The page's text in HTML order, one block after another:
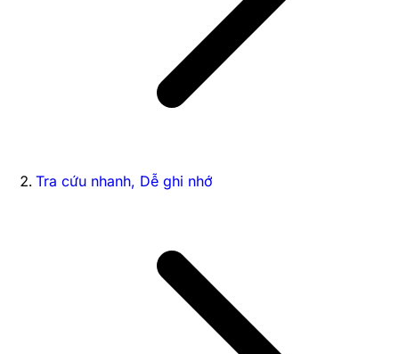
Tra cứu nhanh, Dễ ghi nhớ